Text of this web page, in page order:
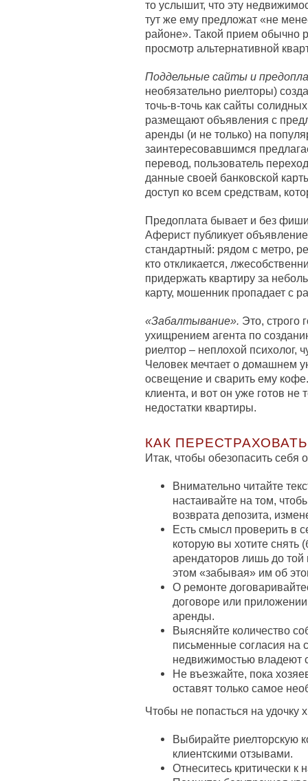
то услышит, что эту
тут же ему предложат «не
районе». Такой прием обычно
просмотр альтернативной
Поддельные сайты и
необязательно риелторы)
точь-в-точь как сайты
размещают объявления с
аренды (и не только) на
заинтересовавшимся
перевод, пользователь
данные своей банковской
доступ ко всем средствам,
Предоплата бывает и без
Аферист публикует
стандартный: рядом с метро,
кто откликается,
придержать квартиру за
карту, мошенник пропадает с
«Забалтывание». Это, строго
ухищрением агента по
риелтор – неплохой психолог,
Человек мечтает о домашнем
освещение и сварить ему
клиента, и вот он уже готов не
недостатки квартиры.
КАК
Итак, чтобы обезопасить себя
Внимательно читайте
настаивайте на том,
возврата депозита,
Есть смысл проверить в
которую вы хотите снять
арендаторов лишь до той
этом «забывая» им об
О ремонте
договоре или
аренды.
Выясняйте количество
письменные согласия на
недвижимостью владеют
Не въезжайте, пока
оставят только самое
Чтобы не попасться на удочку
Выбирайте риелторскую
клиентскими отзывами.
Отнеситесь критически к